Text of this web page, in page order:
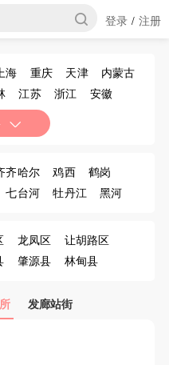
登录 / 注册
海 重庆 天津
内蒙古
江苏 浙江
安徽
湖北
云南
齐哈尔 鸡西
鹤岗
七台河 牡丹江
黑河
龙凤区
让胡路区
肇源县
林甸县
发廊站街